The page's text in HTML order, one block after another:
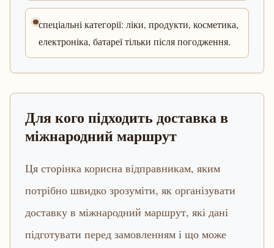
спеціальні категорії: ліки, продукти, косметика,
електроніка, батареї тільки після погодження.
Для кого підходить доставка в
міжнародний маршрут
Ця сторінка корисна відправникам, яким
потрібно швидко зрозуміти, як організувати
доставку в міжнародний маршрут, які дані
підготувати перед замовленням і що може